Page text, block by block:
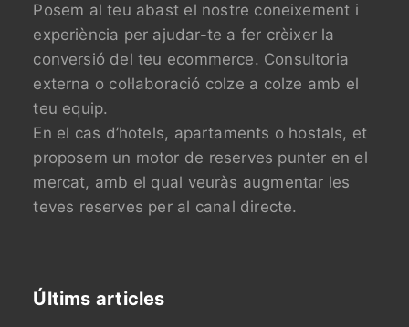
Posem al teu abast el nostre coneixement i
experiència per ajudar-te a fer crèixer la
conversió del teu ecommerce. Consultoria
externa o col·laboració colze a colze amb el
teu equip.
En el cas d’hotels, apartaments o hostals, et
proposem un motor de reserves punter en el
mercat, amb el qual veuràs augmentar les
teves reserves per al canal directe.
Últims articles